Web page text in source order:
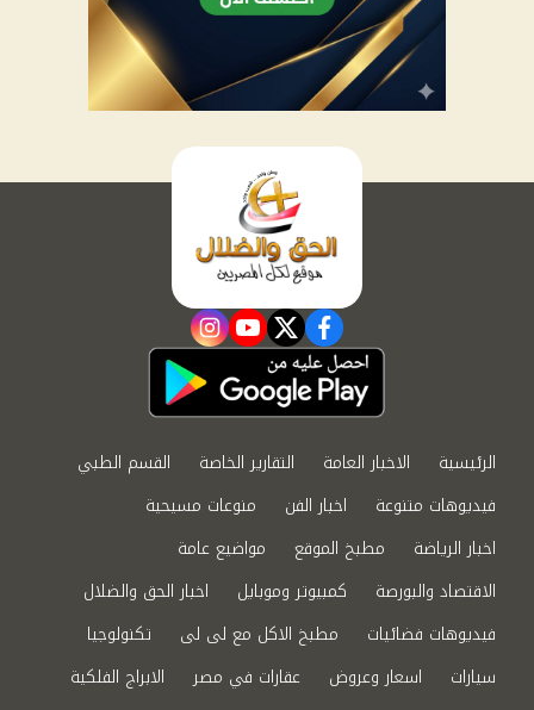
facebook
twitter
youtube
instagram
الرئيسية الاخبار العامة التقارير الخاصة
القسم الطبي
فيديوهات متنوعة
اخبار الفن
منوعات مسيحية
اخبار الرياضة
مطبخ الموقع
مواضيع عامة
الاقتصاد والبورصة
كمبيوتر وموبايل
اخبار الحق والضلال
فيديوهات فضائيات
مطبخ الاكل مع لى لى
تكنولوجيا
سيارات
اسعار وعروض عقارات في مصر
الابراج الفلكية